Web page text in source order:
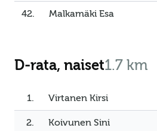
42. Malkamäki Esa
D-rata, naiset1.7 km
1. Virtanen Kirsi
2. Koivunen Sini